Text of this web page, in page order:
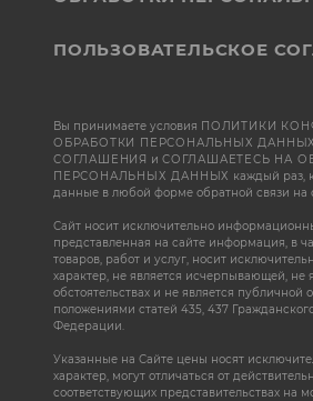
ПОЛЬЗОВАТЕЛЬСКОЕ
Вы принимаете условия ПОЛИТИКИ
ОБРАБОТКИ ПЕРСОНАЛЬНЫХ
СОГЛАШЕНИЯ иСОГЛАШАЕТЕСЬ НА
ПЕРСОНАЛЬНЫХ ДАННЫХ каждый раз,
данные в любой форме обратной связи на
Сайт носит исключительно
представленная на сайте информация, в
товаров, работ и услуг, носит
характер, не является исчерпывающей, не
обстоятельствах и не является публичной
положениями статей 435, 437
Федерации.
Указанные на Сайте цены носят
характер, могут отличаться от
соответствующих представительствах на